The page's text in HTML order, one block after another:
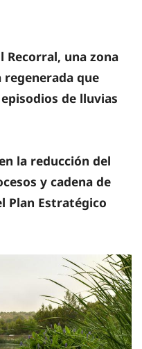
Recorral, una zona
que
de lluvias
la reducción del
y cadena de
Plan Estratégico